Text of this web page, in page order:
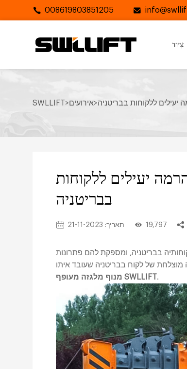
008619803851205
צִיוּד
SWLLIFT>אירועים>יעילים ללקוחות בבריטניה
יעילים ללקוחות
בבריטניה
תאריך: 21-11-2023 19,797
בבריטניה, ומספקת להם פתרונות
של לקוח בבריטניה שעובד איתו
מנוף מלגזה מעופף SWLLIFT.